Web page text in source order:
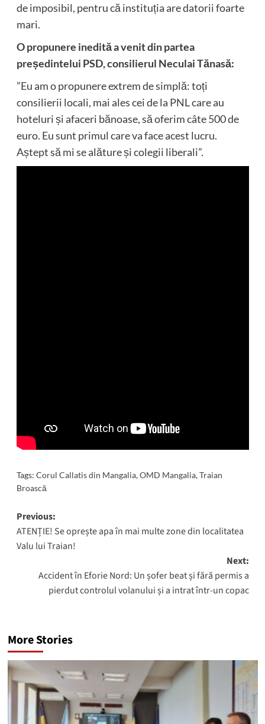
de imposibil, pentru că instituția are datorii foarte
mari.
O propunere inedită a venit din partea
președintelui PSD, consilierul Neculai Tănasă:
”Eu am o propunere extrem de simplă: toți
consilierii locali, mai ales cei de la PNL care au
hoteluri și afaceri bănoase, să oferim câte 500 de
euro. Eu sunt primul care va face acest lucru.
Aștept să mi se alăture și colegii liberali”.
Tags: Corul Callatis din Mangalia,OMD Mangalia,Traian
Broască
Post
navigation
Previous:
ATENȚIE! Se oprește apa în mai multe zone din localitatea
Valu lui Traian!
Next:
Accident în Eforie Nord: Un șofer beat și fără permis a
pierdut controlul volanului și a intrat într-un copac
More Stories